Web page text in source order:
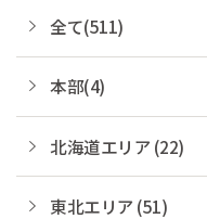
全て(511)
本部(4)
北海道エリア (22)
東北エリア (51)